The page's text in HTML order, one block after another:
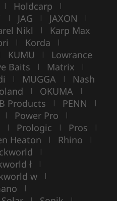
| Holdcarp |
| JAG | JAXON |
Nikl | Karp Max
| Korda |
KUMU | Lowrance
Baits | Matrix |
| MUGGA | Nash
| OKUMA |
Products | PENN |
| Power Pro |
| Prologic | Pros |
Heaton | Rhino |
|
ł |
w |
|